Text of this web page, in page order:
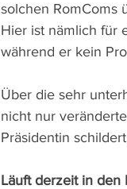
solchen RomComs
Hier ist nämlich für
während er kein
Über die sehr
nicht nur
Präsidentin
Läuft derzeit in den